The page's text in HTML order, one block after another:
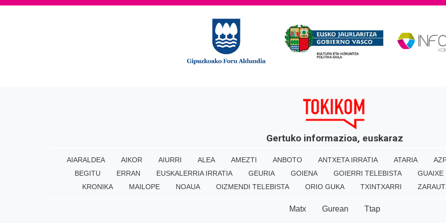
Gertuko informazioa, euskaraz
AIARALDEA AIKOR AIURRI ALEA AMEZTI ANBOTO ANTXETA IRRATIA ATARIA
BEGITU
ERRAN EUSKALERRIA IRRATIA GEURIA GOIENA GOIERRI TELEBISTA
GUAIXE
KRONIKA
MAILOPE NOAUA OIZMENDI TELEBISTA ORIO GUKA TXINTXARRI
Matx Gurean Ttap